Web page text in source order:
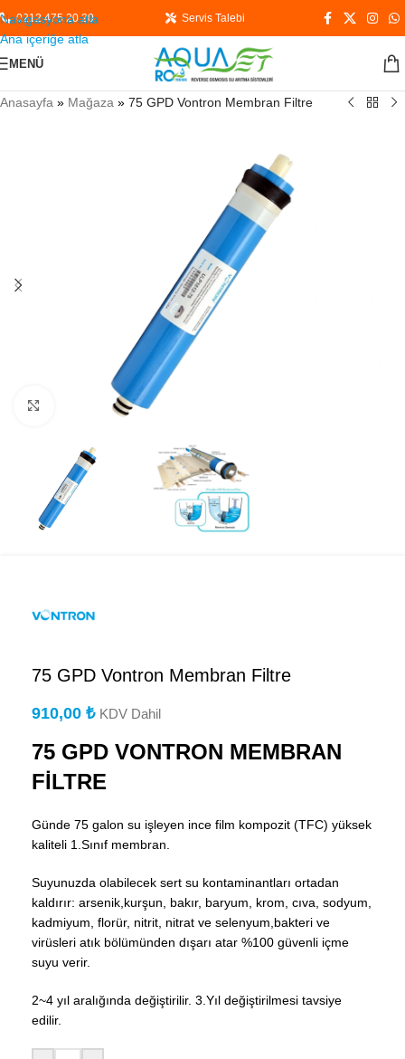
Navigasyona atla
Ana içeriğe atla
0212 475 20 20 Servis Talebi
MENÜ
Anasayfa » Mağaza » 75 GPD Vontron Membran Filtre
Büyütmek için tıklayın
75 GPD Vontron Membran Filtre
910,00 ₺ KDV Dahil
75 GPD VONTRON MEMBRAN
FİLTRE
Günde 75 galon su işleyen ince film kompozit (TFC) yüksek
kaliteli 1.Sınıf membran.
Suyunuzda olabilecek sert su kontaminantları ortadan
kaldırır: arsenik,kurşun, bakır, baryum, krom, cıva, sodyum,
kadmiyum, florür, nitrit, nitrat ve selenyum,bakteri ve
virüsleri atık bölümünden dışarı atar %100 güvenli içme
suyu verir.
2~4 yıl aralığında değiştirilir. 3.Yıl değiştirilmesi tavsiye
edilir.